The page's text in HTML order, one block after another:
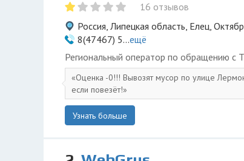
16 отзывов
Россия, Липецкая область, Елец,
8(47467) 5...ещё
Региональный оператор по обращению с
Оценка -0!!! Вывозят мусор по улице
если повезёт!
Узнать больше